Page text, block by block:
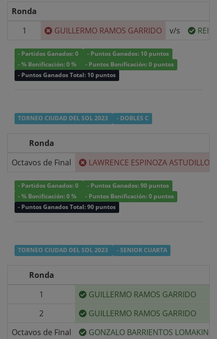
Ronda
1
GUILLERMO RAMOS GARRIDO v/s
- Partidos Ganados: 0
- Puntos Ganados: 10 puntos
- % Bonificación: 0 %
- Puntos Bonificación: 0 puntos
- Puntos Ganados Total: 10 puntos
TORNEO CIUDAD DEL SOL 2023 - DOBLES C
Ronda
Octavos de Final
LAWRENCE ESPINOZA ASTUDILLO
- Partidos Ganados: 0
- Puntos Ganados: 90 puntos
- % Bonificación: 0 %
- Puntos Bonificación: 0 puntos
- Puntos Ganados Total: 90 puntos
TORNEO CIUDAD DEL SOL 2023 - SENIOR CUARTA
Ronda
1
GUILLERMO RAMOS GARRIDO
2
GUILLERMO RAMOS GARRIDO
Octavos de Final
GONZALO BARRIENTOS LOMAKIN